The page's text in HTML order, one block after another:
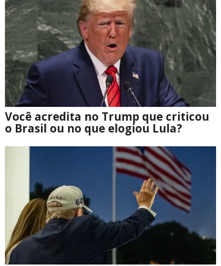
Você acredita no Trump que criticou
o Brasil ou no que elogiou Lula?